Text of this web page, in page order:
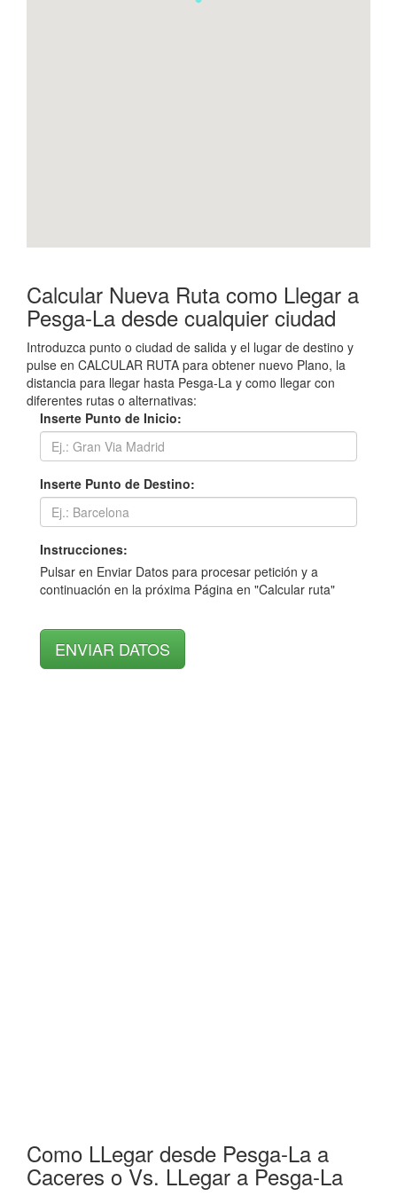
Calcular Nueva Ruta como Llegar a
Pesga-La desde cualquier ciudad
Introduzca punto o ciudad de salida y el lugar de destino y
pulse en CALCULAR RUTA para obtener nuevo Plano, la
distancia para llegar hasta Pesga-La y como llegar con
diferentes rutas o alternativas:
Inserte Punto de Inicio:
Inserte Punto de Destino:
Instrucciones:
Pulsar en Enviar Datos para procesar petición y a
continuación en la próxima Página en "Calcular ruta"
Como LLegar desde Pesga-La a
Caceres o Vs. LLegar a Pesga-La